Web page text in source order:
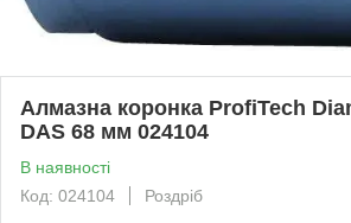
Алмазна коронка ProfiTech
DAS 68 мм 024104
В наявності
Код: 024104
Роздріб